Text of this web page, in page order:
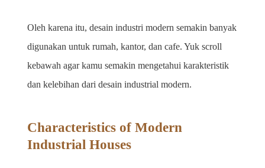
Oleh karena itu, desain industri modern semakin banyak
digunakan untuk rumah, kantor, dan cafe. Yuk scroll
kebawah agar kamu semakin mengetahui karakteristik
dan kelebihan dari desain industrial modern.
Characteristics of Modern
Industrial Houses